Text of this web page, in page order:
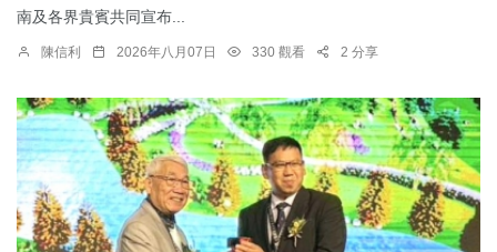
南及各界貴賓共同宣布...
陳信利 2026年八月07日 330 觀看 2 分享